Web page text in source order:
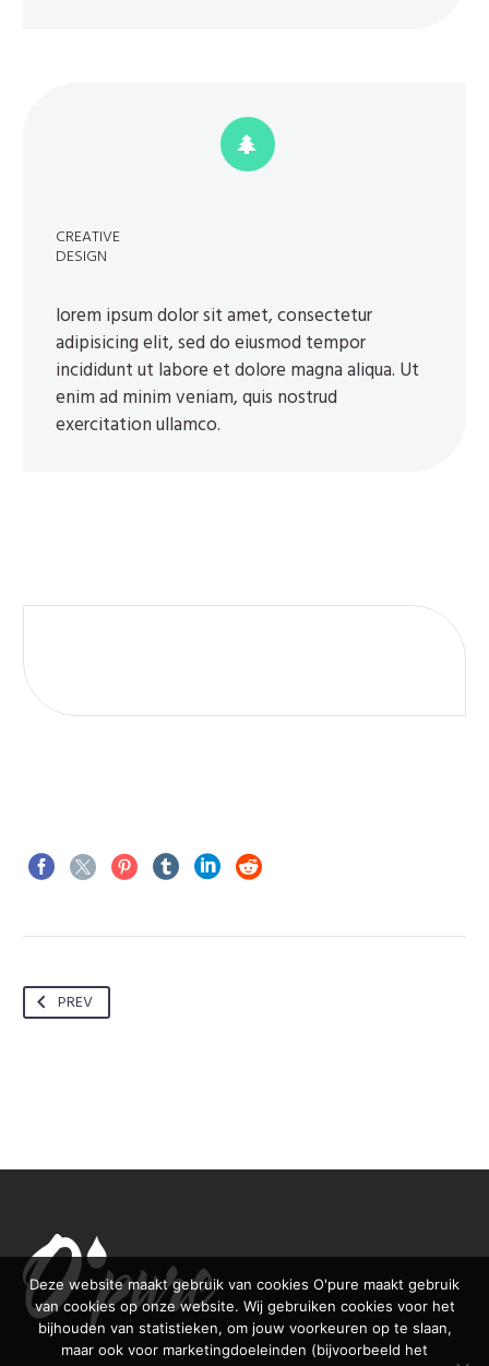


CREATIVE
DESIGN
lorem ipsum dolor sit amet, consectetur
adipisicing elit, sed do eiusmod tempor
incididunt ut labore et dolore magna aliqua. Ut
enim ad minim veniam, quis nostrud
exercitation ullamco.
PREV
Deze website maakt gebruik van cookies O'pure maakt gebruik
van cookies op onze website. Wij gebruiken cookies voor het
bijhouden van statistieken, om jouw voorkeuren op te slaan,
maar ook voor marketingdoeleinden (bijvoorbeeld het